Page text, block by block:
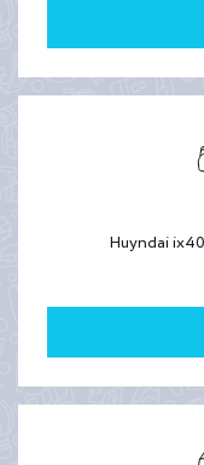
Huyndai